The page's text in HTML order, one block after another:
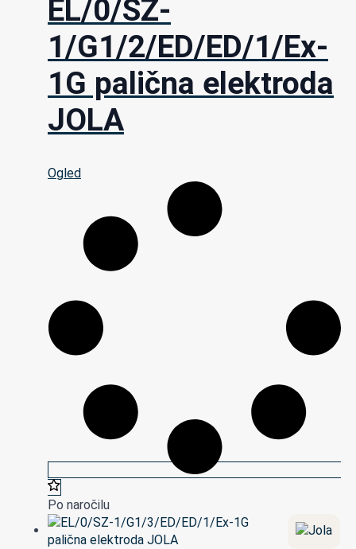
EL/0/SZ-
1/G1/2/ED/ED/1/Ex-
1G palična elektroda
JOLA
Ogled
Po naročilu